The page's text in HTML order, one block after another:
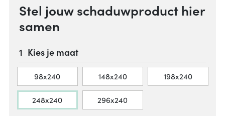
Stel jouw schaduwproduct hier
samen
Kies je maat
98x240 148x240 198x240
248x240 296x240